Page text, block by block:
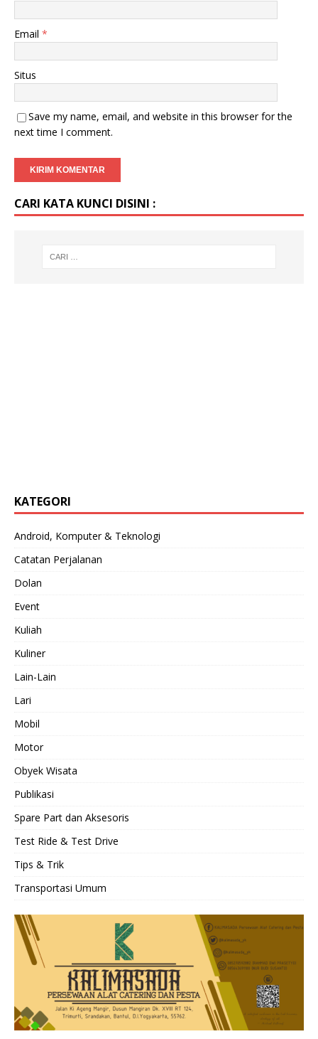
Email *
Situs
Save my name, email, and website in this browser for the
next time I comment.
CARI KATA KUNCI DISINI :
KATEGORI
Android, Komputer & Teknologi
Catatan Perjalanan
Dolan
Event
Kuliah
Kuliner
Lain-Lain
Lari
Mobil
Motor
Obyek Wisata
Publikasi
Spare Part dan Aksesoris
Test Ride & Test Drive
Tips & Trik
Transportasi Umum